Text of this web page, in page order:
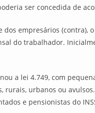
ser concedida de
empresários
do trabalhador.
a lei 4.749, com
rurais, urbanos ou
e pensionistas do